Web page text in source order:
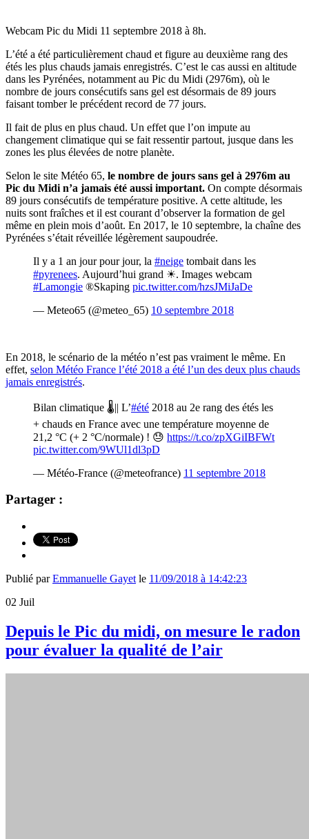
Webcam Pic du Midi 11 septembre 2018 à 8h.
L’été a été particulièrement chaud et figure au deuxième rang des
étés les plus chauds jamais enregistrés. C’est le cas aussi en altitude
dans les Pyrénées, notamment au Pic du Midi (2976m), où le
nombre de jours consécutifs sans gel est désormais de 89 jours
faisant tomber le précédent record de 77 jours.
Il fait de plus en plus chaud. Un effet que l’on impute au
changement climatique qui se fait ressentir partout, jusque dans les
zones les plus élevées de notre planète.
Selon le site Météo 65, le nombre de jours sans gel à 2976m au
Pic du Midi n’a jamais été aussi important. On compte désormais
89 jours consécutifs de température positive. A cette altitude, les
nuits sont fraîches et il est courant d’observer la formation de gel
même en plein mois d’août. En 2017, le 10 septembre, la chaîne des
Pyrénées s’était réveillée légèrement saupoudrée.
Il y a 1 an jour pour jour, la #neige tombait dans les
#pyrenees. Aujourd’hui grand ☀. Images webcam
#Lamongie ®Skaping pic.twitter.com/hzsJMiJaDe
— Meteo65 (@meteo_65) 10 septembre 2018
En 2018, le scénario de la météo n’est pas vraiment le même. En
effet, selon Météo France l’été 2018 a été l’un des deux plus chauds
jamais enregistrés.
Bilan climatique 🌡|| L’#été 2018 au 2e rang des étés les
+ chauds en France avec une température moyenne de
21,2 °C (+ 2 °C/normale) ! 😓 https://t.co/zpXGiIBFWt
pic.twitter.com/9WUl1dl3pD
— Météo-France (@meteofrance) 11 septembre 2018
Partager :
Publié parEmmanuelle Gayet le 11/09/2018 à 14:42:23
02 Juil
Depuis le Pic du midi, on mesure le radon
pour évaluer la qualité de l’air